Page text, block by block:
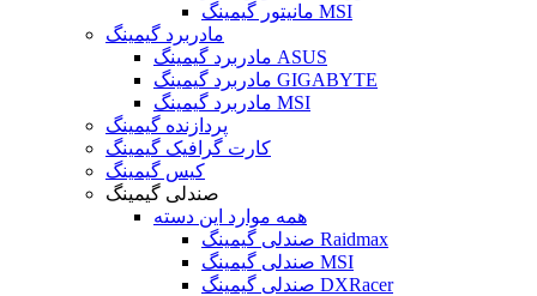
مانیتور گیمینگ MSI
مادربرد گیمینگ
مادربرد گیمینگ ASUS
مادربرد گیمینگ GIGABYTE
مادربرد گیمینگ MSI
پردازنده گیمینگ
کارت گرافیک گیمینگ
کیس گیمینگ
صندلی گیمینگ
همه موارد این دسته
صندلی گیمینگ Raidmax
صندلی گیمینگ MSI
صندلی گیمینگ DXRacer